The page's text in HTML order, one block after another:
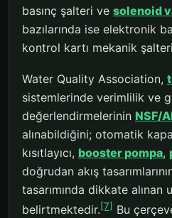
basınç şalteri ve solenoid
bazılarında ise elektronik
kontrol kartı mekanik
Water Quality Association,
sistemlerinde verimlilik ve
değerlendirmelerinin NSF/
alınabildiğini; otomatik
kısıtlayıcı, booster pompa,
doğrudan akış
tasarımında dikkate alınan
belirtmektedir.[7] Bu